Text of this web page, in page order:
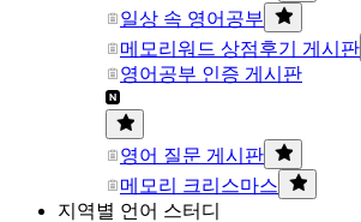
일상 속 영어공부
메모리워드 상점후기 게시판
영어공부 인증 게시판
영어 질문 게시판
메모리 크리스마스
지역별 언어 스터디